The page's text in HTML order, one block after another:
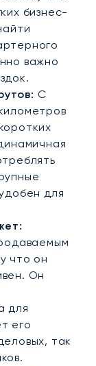
бизнес-
важно
С
для
что он
Он
для
его
так